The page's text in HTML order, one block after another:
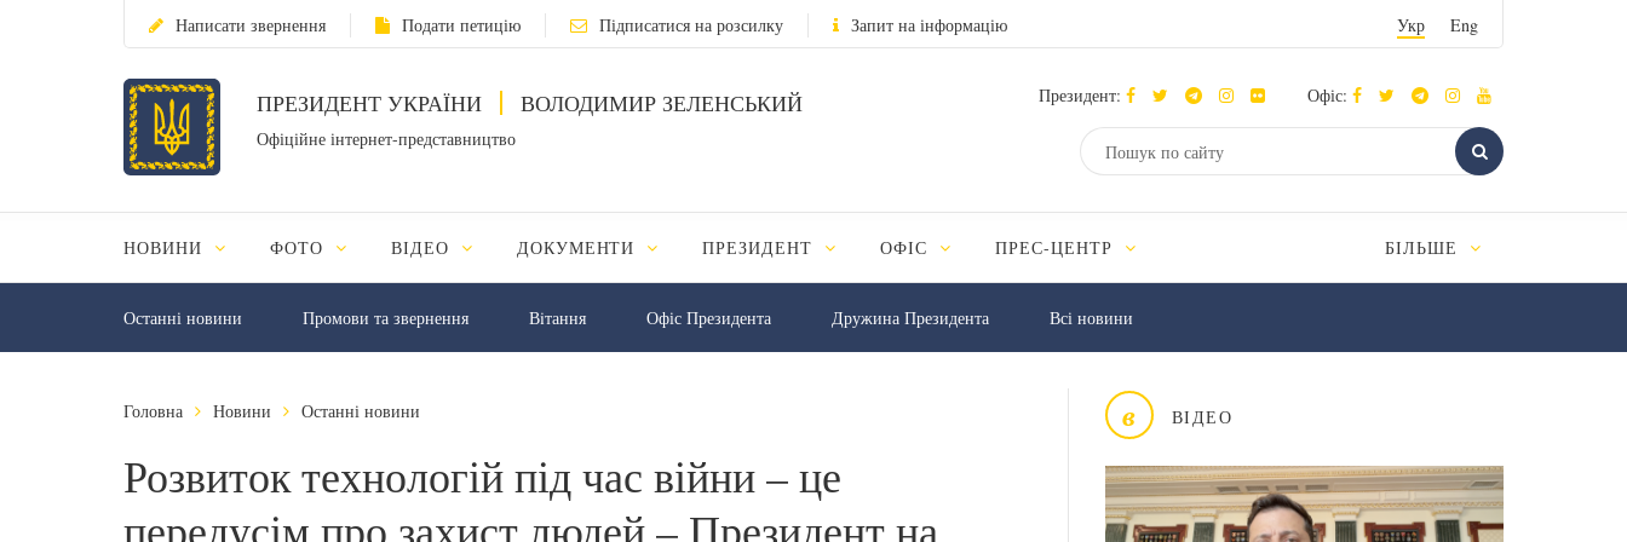
Написати звернення Подати петицію Підписатися на розсилку Запит на інформацію Укр Eng
ПРЕЗИДЕНТ УКРАЇНИ ВОЛОДИМИР ЗЕЛЕНСЬКИЙ
Офіційне інтернет-представництво
Президент: Офіс:
НОВИНИ ФОТО ВІДЕО ДОКУМЕНТИ ПРЕЗИДЕНТ ОФІС ПРЕС-ЦЕНТР БІЛЬШЕ
Останні новини Промови та звернення Вiтання Офіс Президента Дружина Президента Всі новини
в ВІДЕО
Головна Новини Останні новини
Розвиток технологій під час війни – це
передусім про захист людей – Президент на